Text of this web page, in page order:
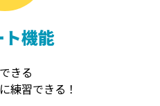
ト機能
きる
練習できる！